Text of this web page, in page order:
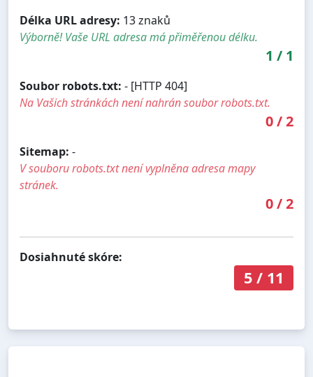
Délka URL adresy: 13 znaků
Výborně! Vaše URL adresa má přiměřenou délku.
1 / 1
Soubor robots.txt: - [HTTP 404]
Na Vašich stránkách není nahrán soubor robots.txt.
0/2
Sitemap: -
V souboru robots.txt není vyplněna adresa mapy
stránek.
0/2
Dosiahnuté skóre:
5/ 11